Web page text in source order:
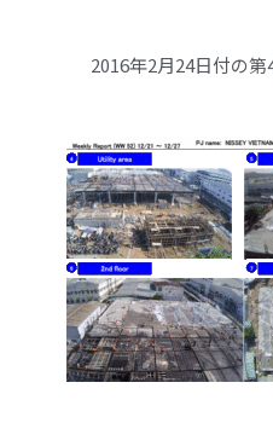
2016年2月24日付の